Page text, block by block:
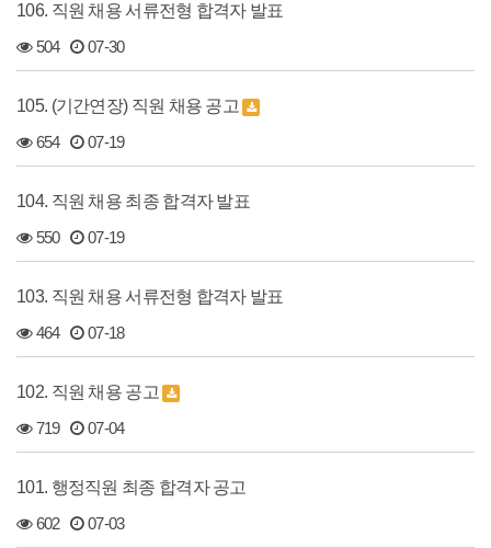
106. 직원 채용 서류전형 합격자 발표
504 07-30
105. (기간연장) 직원 채용 공고
654 07-19
104. 직원 채용 최종 합격자 발표
550 07-19
103. 직원 채용 서류전형 합격자 발표
464 07-18
102. 직원 채용 공고
719 07-04
101. 행정직원 최종 합격자 공고
602 07-03